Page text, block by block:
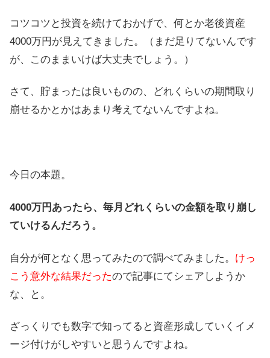
コツコツと投資を続けておかげで、何とか老後資産
4000万円が見えてきました。（まだ足りてないんです
が、このままいけば大丈夫でしょう。）
さて、貯まったは良いものの、どれくらいの期間取り
崩せるかとかはあまり考えてないんですよね。
今日の本題。
4000万円あったら、毎月どれくらいの金額を取り崩し
ていけるんだろう。
自分が何となく思ってみたので調べてみました。 けっ
こう意外な結果だったので記事にてシェアしようか
な、と。
ざっくりでも数字で知ってると資産形成していくイメ
ージ付けがしやすいと思うんですよね。